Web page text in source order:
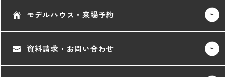
モデルハウス・来場予約
資料請求・お問い合わせ